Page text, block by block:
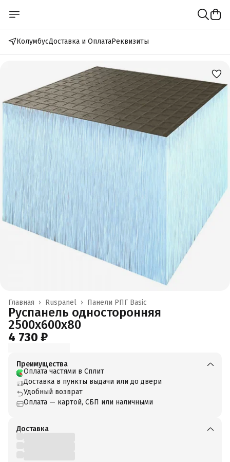
КолумбусДоставка и ОплатаРеквизиты
Панели РПГ Basic
Ruspanel ›
Главная ›
Руспанель односторонняя
2500x600x80
4 730 ₽
Преимущества
Оплата частями в Сплит
Доставка в пункты выдачи или до двери
Удобный возврат
Оплата — картой, СБП или наличными
Доставка